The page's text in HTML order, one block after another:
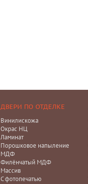
ДВЕРИ ПО ОТДЕЛКЕ
Винилискожа
Окрас НЦ
Ламинат
Порошковое напыление
МДФ
Филёнчатый МДФ
Массив
С фотопечатью